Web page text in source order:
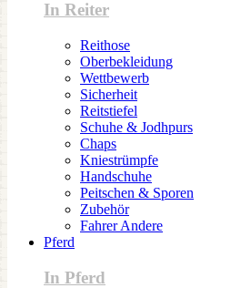
In Reiter
Reithose
Oberbekleidung
Wettbewerb
Sicherheit
Reitstiefel
Schuhe & Jodhpurs
Chaps
Kniestrümpfe
Handschuhe
Peitschen & Sporen
Zubehör
Fahrer Andere
Pferd
In Pferd